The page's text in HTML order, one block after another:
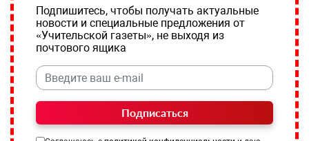
Подпишитесь, чтобы получать актуальные
новости и специальные предложения от
«Учительской газеты», не выходя из
почтового ящика
Подписаться